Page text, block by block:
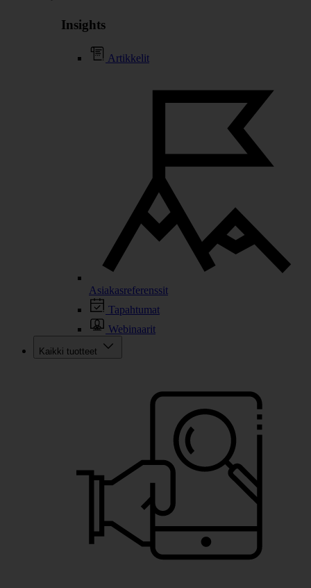
Insights
Artikkelit
Asiakasreferenssit
Tapahtumat
Webinaarit
Kaikki tuotteet